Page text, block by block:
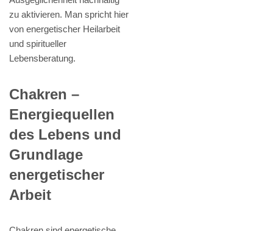
zu aktivieren. Man spricht hier
von energetischer Heilarbeit
und spiritueller
Lebensberatung.
Chakren –
Energiequellen
des Lebens und
Grundlage
energetischer
Arbeit